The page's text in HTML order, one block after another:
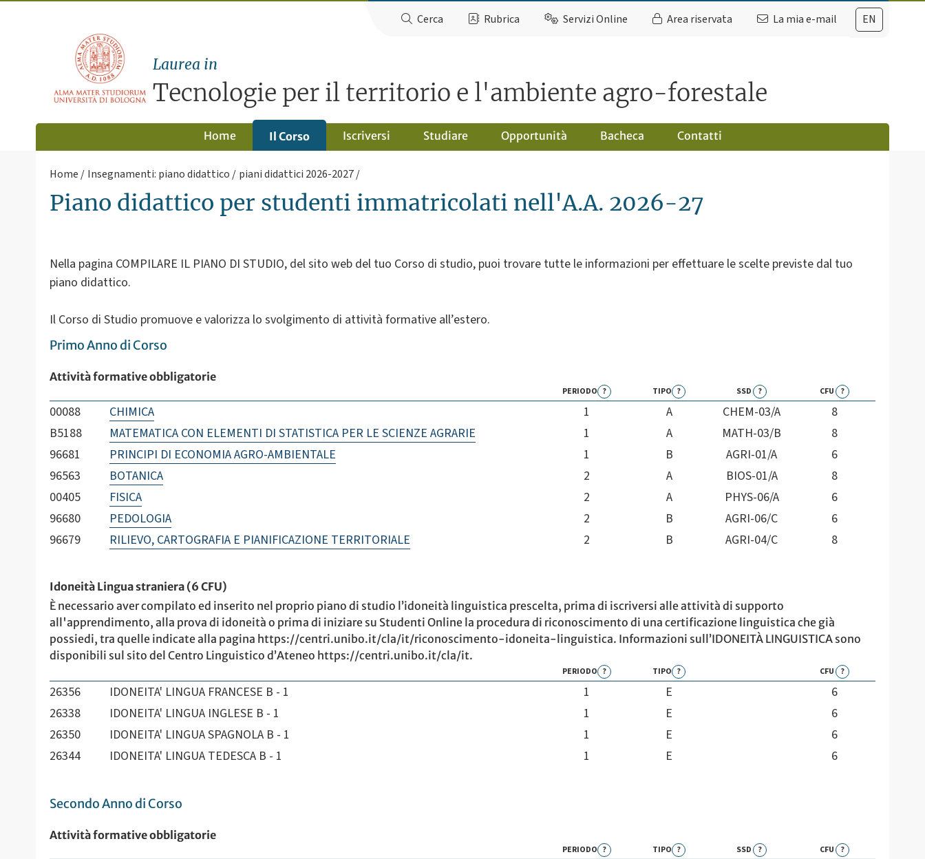
EN
Cerca Rubrica Servizi Online Area riservata La mia e-mail
Laurea in
Tecnologie per il territorio e l'ambiente agro-forestale
Home Il Corso Iscriversi Studiare Opportunità Bacheca Contatti
Home Insegnamenti: piano didattico piani didattici 2026-2027
Piano didattico per studenti immatricolati nell'A.A. 2026-27
Nella pagina COMPILARE IL PIANO DI STUDIO, del sito web del tuo Corso di studio, puoi trovare tutte le informazioni per effettuare le scelte previste dal tuo
piano didattico.
Il Corso di Studio promuove e valorizza lo svolgimento di attività formative all’estero.
Primo Anno di Corso
Attività formative obbligatorie
PERIODO ? TIPO ? SSD ? CFU ?
00088 CHIMICA 1 A CHEM-03/A
8
B5188
MATEMATICA CON ELEMENTI DI STATISTICA PER LE SCIENZE AGRARIE 1 A MATH-03/B
8
96681
PRINCIPI DI ECONOMIA AGRO-AMBIENTALE 1 B AGRI-01/A
6
96563
BOTANICA 2 A BIOS-01/A
8
00405
FISICA 2 A PHYS-06/A
6
96680
PEDOLOGIA 2 B AGRI-06/C
6
96679
RILIEVO, CARTOGRAFIA E PIANIFICAZIONE TERRITORIALE 2 B AGRI-04/C 8
Idoneità Lingua straniera (6 CFU)
È necessario aver compilato ed inserito nel proprio piano di studio l’idoneità linguistica prescelta, prima di iscriversi alle attività di supporto
all'apprendimento, alla prova di idoneità o prima di iniziare su Studenti Online la procedura di riconoscimento di una certificazione linguistica che già
possiedi, tra quelle indicate alla pagina https://centri.unibo.it/cla/it/riconoscimento-idoneita-linguistica. Informazioni sull’IDONEITÀ LINGUISTICA sono
disponibili sul sito del Centro Linguistico d’Ateneo https://centri.unibo.it/cla/it.
PERIODO ? TIPO ? CFU ?
26356 IDONEITA' LINGUA FRANCESE B - 1 1 E
6
26338
IDONEITA' LINGUA INGLESE B - 1 1 E
6
26350
IDONEITA' LINGUA SPAGNOLA B - 1 1 E
6
26344
IDONEITA' LINGUA TEDESCA B - 1 1 E 6
Secondo Anno di Corso
Attività formative obbligatorie
PERIODO ? TIPO ? SSD ? CFU ?